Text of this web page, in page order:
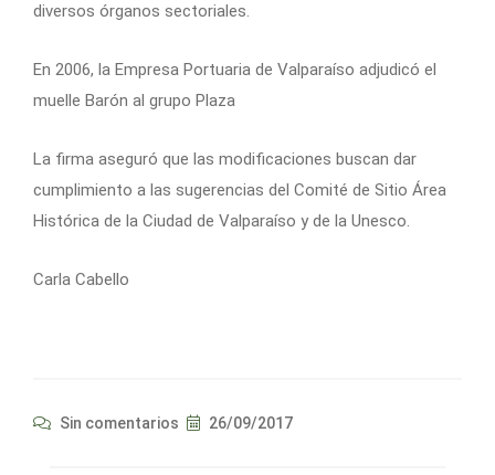
diversos órganos sectoriales.
En 2006, la Empresa Portuaria de Valparaíso adjudicó el
muelle Barón al grupo Plaza
La firma aseguró que las modificaciones buscan dar
cumplimiento a las sugerencias del Comité de Sitio Área
Histórica de la Ciudad de Valparaíso y de la Unesco.
Carla Cabello
Sin comentarios 26/09/2017